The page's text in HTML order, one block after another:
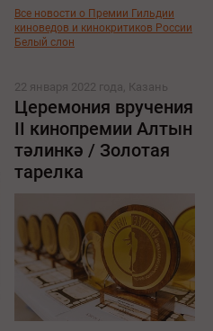
Все новости о Премии Гильдии
киноведов и кинокритиков России
Белый слон
22 января 2022 года, Казань
Церемония вручения
II кинопремии Алтын
тәлинкә / Золотая
тарелка